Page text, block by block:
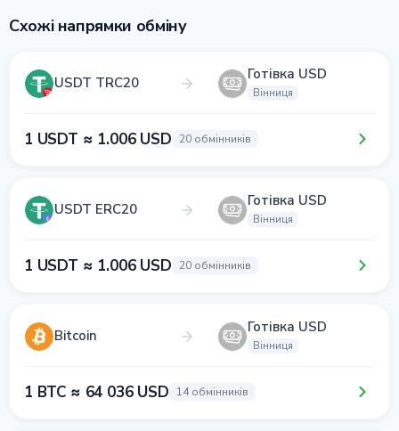
Схожі напрямки обміну
USDT TRC20 Готівка USD
Вінниця
1 USDT ≈ 1.006 USD 20 обмінників
USDT ERC20 Готівка USD
Вінниця
1 USDT ≈ 1.006 USD 20 обмінників
Bitcoin Готівка USD
Вінниця
1 BTC ≈ 64 036 USD 14 обмінників